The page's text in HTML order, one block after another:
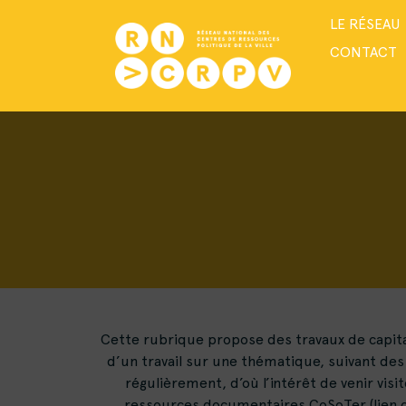
LE RÉSEAU
CONTACT
Cette rubrique propose des travaux de
d’un travail sur une thématique, suivant
régulièrement, d’où l’intérêt de venir